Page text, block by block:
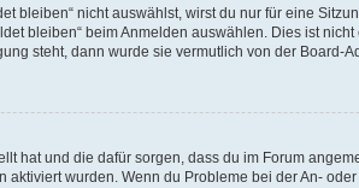
bleiben“ nicht auswählst, wirst du nur für eine
bleiben“ beim Anmelden auswählen. Dies ist
steht, dann wurde sie vermutlich von der Board-
hat und die dafür sorgen, dass du im Forum
aktiviert wurden. Wenn du Probleme bei der An-